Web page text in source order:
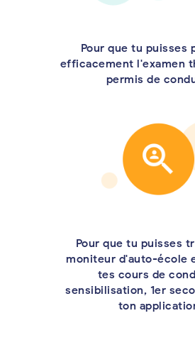
Pour que tu puisses
efficacement l'examen
permis de
Pour que tu puisses
moniteur d'auto-école
tes cours de
sensibilisation, 1er
ton